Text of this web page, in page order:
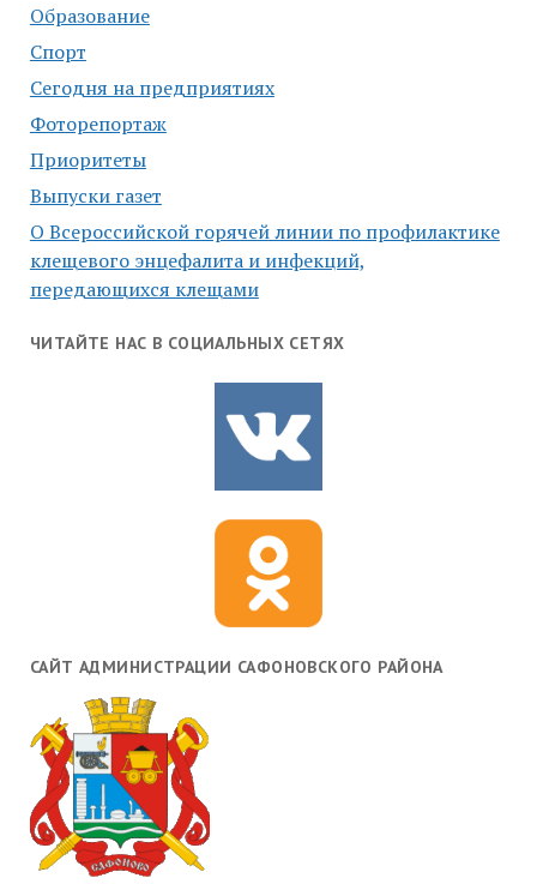
Образование
Спорт
Сегодня на предприятиях
Фоторепортаж
Приоритеты
Выпуски газет
О Всероссийской горячей линии по профилактике
клещевого энцефалита и инфекций,
передающихся клещами
ЧИТАЙТЕ НАС В СОЦИАЛЬНЫХ СЕТЯХ
САЙТ АДМИНИСТРАЦИИ САФОНОВСКОГО РАЙОНА